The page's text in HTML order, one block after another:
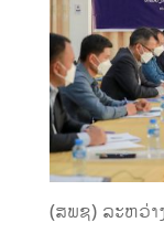
(ສພຊ) ລະຫວ່າ